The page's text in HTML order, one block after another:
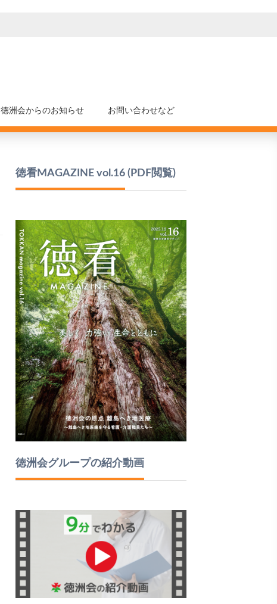
徳洲会からのお知らせ お問い合わせなど
徳看MAGAZINE vol.16(PDF閲覧)
徳洲会グループの紹介動画